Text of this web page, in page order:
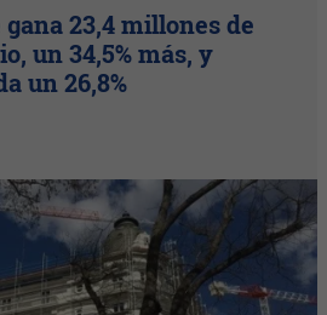
gana 23,4 millones de
un 34,5% más, y
un 26,8%